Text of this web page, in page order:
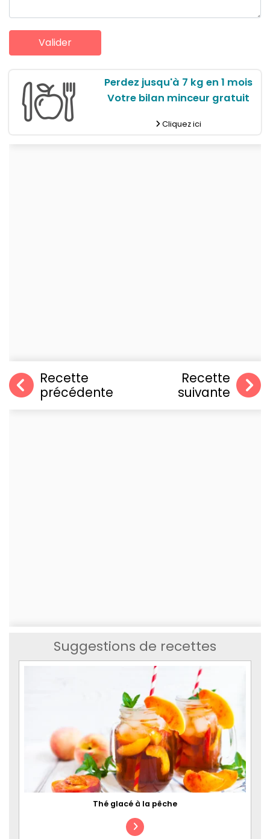
Perdez jusqu'à 7 kg en 1 mois
Votre bilan minceur gratuit
Cliquez ici
Recette
précédente
Recette
suivante
Suggestions de recettes
Thé glacé à la pêche